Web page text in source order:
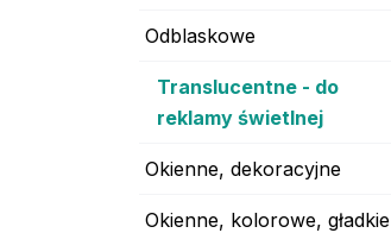
Odblaskowe
Translucentne - do
reklamy świetlnej
Okienne, dekoracyjne
Okienne, kolorowe, gładkie